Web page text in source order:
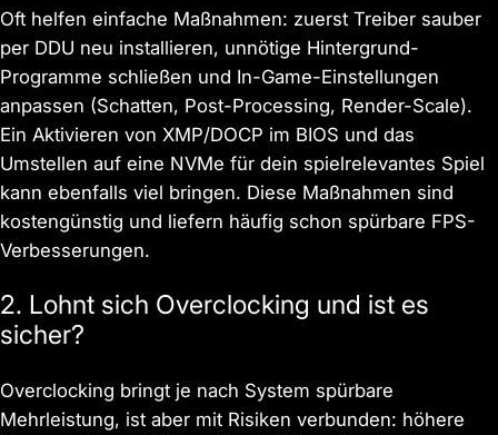
Oft helfen einfache Maßnahmen: zuerst Treiber sauber
per DDU neu installieren, unnötige Hintergrund-
Programme schließen und In-Game-Einstellungen
anpassen (Schatten, Post-Processing, Render-Scale).
Ein Aktivieren von XMP/DOCP im BIOS und das
Umstellen auf eine NVMe für dein spielrelevantes Spiel
kann ebenfalls viel bringen. Diese Maßnahmen sind
kostengünstig und liefern häufig schon spürbare FPS-
Verbesserungen.
2. Lohnt sich Overclocking und ist es
sicher?
Overclocking bringt je nach System spürbare
Mehrleistung, ist aber mit Risiken verbunden: höhere